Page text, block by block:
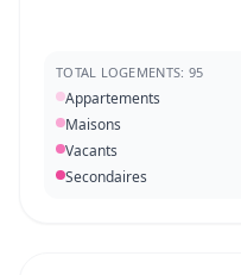
TOTAL LOGEMENTS: 95
Appartements
Maisons
Vacants
Secondaires